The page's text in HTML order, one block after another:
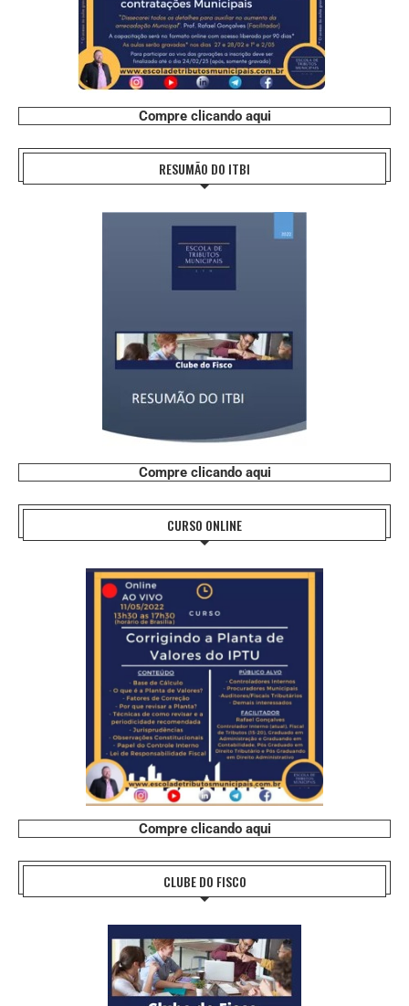
Compre clicando aqui
RESUMÃO DO ITBI
Compre clicando aqui
CURSO ONLINE
Compre clicando aqui
CLUBE DO FISCO